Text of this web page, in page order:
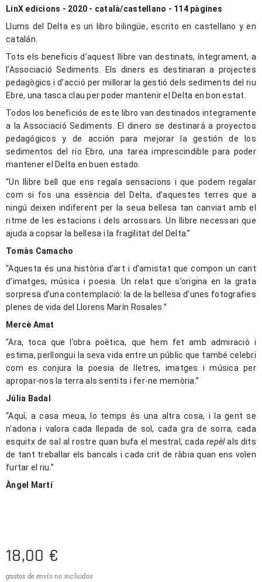
LinX edicions - 2020 - català/castellano - 114 pàgines
Llums del Delta es un libro bilingüe, escrito en castellano y en
catalán.
Tots els beneficis d’aquest llibre van destinats, íntegrament, a
l’Associació Sediments. Els diners es destinaran a projectes
pedagògics i d’acció per millorar la gestió dels sediments del riu
Ebre, una tasca clau per poder mantenir el Delta en bon estat.
Todos los beneficiós de este libro van destinados integramente
a la Associació Sediments. El dinero se destinará a proyectos
pedagógicos y de acción para mejorar la gestión de los
sedimentos del rio Ebro, una tarea imprescindible para poder
mantener el Delta en buen estado.
“Un llibre bell que ens regala sensacions i que podem regalar
com si fos una essència del Delta, d’aquestes terres que a
ningú deixen indiferent per la seua bellesa tan canviat amb el
ritme de les estacions i dels arrossars. Un llibre necessari que
ajuda a copsar la bellesa i la fragilitat del Delta.”
Tomàs Camacho
“Aquesta és una història d’art i d’amistat que compon un cant
d’imatges, música i poesia. Un relat que s’origina en la grata
sorpresa d’una contemplació: la de la bellesa d’unes fotografies
plenes de vida del Llorens Marín Rosales.”
Mercè Amat
“Ara, toca que l’obra poètica, que hem fet amb admiració i
estima, perllongui la seva vida entre un públic que també celebri
com es conjura la poesia de lletres, imatges i música per
apropar-nos la terra als sentits i fer-ne memòria.”
Júlia Badal
“Aquí, a casa meua, lo temps és una altra cosa, i la gent se
n'adona i valora cada llepada de sol, cada gra de sorra, cada
esquitx de sal al rostre quan bufa el mestral, cadarepèlals dits
de tant treballar els bancals i cada crit de ràbia quan ens volen
furtar el riu.”
Àngel Martí
18,00 €
gastos de envío no incluidos